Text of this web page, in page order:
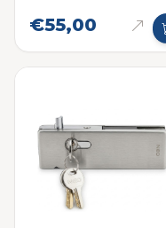
Media Luna y
Recibidor - Llave /
€55,00